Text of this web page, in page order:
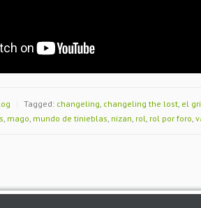
Tagged: changeling, changeling the lost, el
, mago, mundo de tinieblas, nizan, rol, rol por foro,